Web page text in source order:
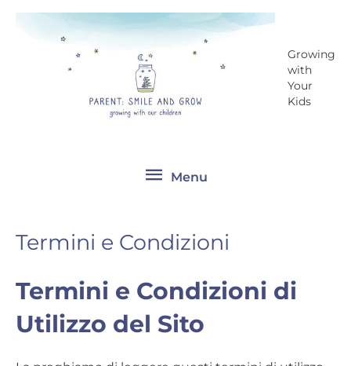
Growing
with
Your
Kids
Menu
Menu
Termini e Condizioni
Termini e Condizioni di
Utilizzo del Sito